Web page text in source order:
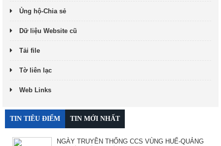
Ủng hộ-Chia sẻ
Dữ liệu Website cũ
Tải file
Tờ liên lạc
Web Links
TIN TIÊU ĐIỂM TIN MỚI NHẤT
NGÀY TRUYỀN THỐNG CCS VÙNG HUẾ-QUẢNG